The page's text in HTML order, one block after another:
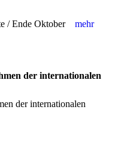
/ Ende Oktober mehr
der internationalen
der internationalen